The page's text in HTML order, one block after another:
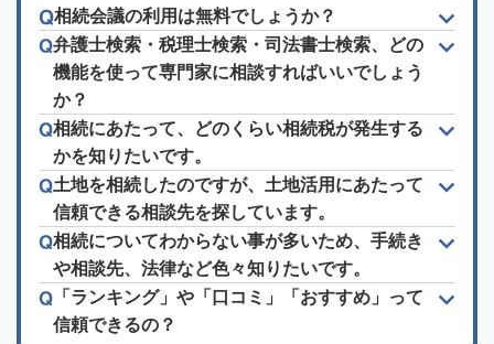
相続会議の利用は無料でしょうか？
弁護士検索・税理士検索・司法書士検索、どの
機能を使って専門家に相談すればいいでしょう
か？
相続にあたって、どのくらい相続税が発生する
かを知りたいです。
土地を相続したのですが、土地活用にあたって
信頼できる相談先を探しています。
相続についてわからない事が多いため、手続き
や相談先、法律など色々知りたいです。
「ランキング」や「口コミ」「おすすめ」って
信頼できるの？